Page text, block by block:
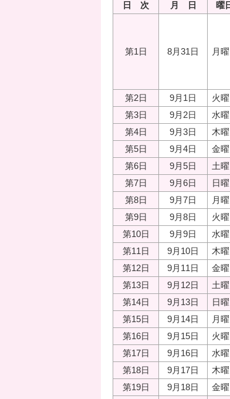
日 次
月 日 曜
第1日 8月31日 月
第2日
9月1日 火曜
第3日
9月2日 水曜
第4日
9月3日 木曜
第5日
9月4日 金曜
第6日
9月5日 土曜
第7日
9月6日 日
第8日
9月7日 月
第9日
9月8日 火曜
第10日
9月9日 水曜
第11日
9月10日 木曜
第12日
9月11日 金曜
第13日
9月12日 土曜
第14日
9月13日 日
第15日
9月14日 月
第16日
9月15日 火曜
第17日
9月16日 水曜
第18日
9月17日 木曜
第19日
9月18日 金曜